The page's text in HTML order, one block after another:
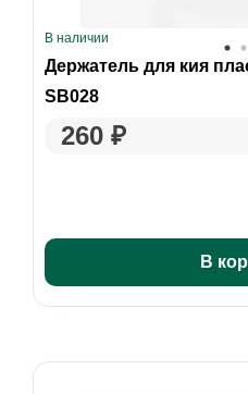
В наличии
Держатель для кия
SB028
260 ₽
В